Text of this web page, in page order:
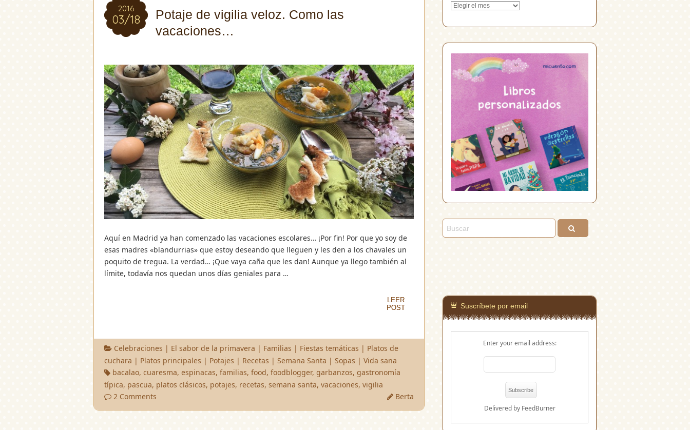
2016
03/18
2016
03/18
Potaje de vigilia veloz. Como las
vacaciones…
Aquí en Madrid ya han comenzado las vacaciones escolares… ¡Por fin! Por que yo soy de
esas madres «blandurrias» que estoy deseando que lleguen y les den a los chavales un
poquito de tregua. La verdad… ¡Que vaya caña que les dan! Aunque ya llego también al
límite, todavía nos quedan unos días geniales para …
LEER
POST
LEER
POST
Celebraciones | El sabor de la primavera | Familias | Fiestas temáticas | Platos de
cuchara | Platos principales | Potajes | Recetas | Semana Santa | Sopas | Vida sana
bacalao,cuaresma,espinacas,familias,food,foodblogger,garbanzos,gastronomía
típica, pascua, platos clásicos, potajes, recetas, semana santa, vacaciones, vigilia
2 Comments
Berta
Archivos
Suscríbete por email
Enter your email address:
Delivered by FeedBurner